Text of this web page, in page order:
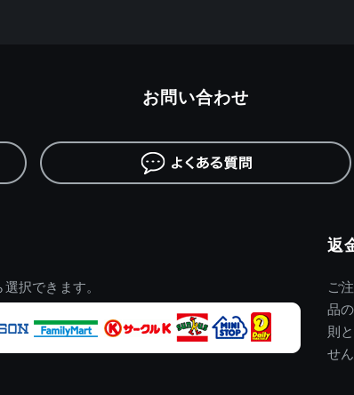
択できます。
返
ご
品
則
せん
お問い合わせ